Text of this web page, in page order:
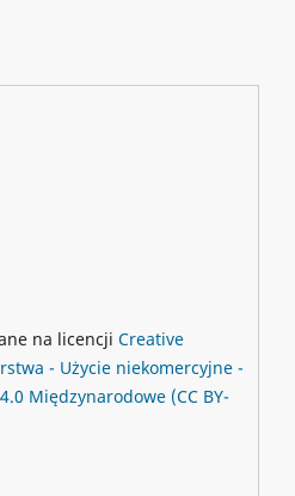
na licencji Creative
- Użycie niekomercyjne -
Międzynarodowe (CC BY-